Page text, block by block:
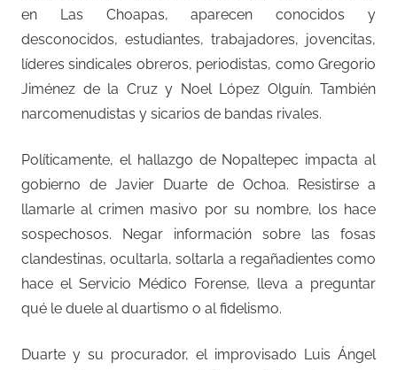
en Las Choapas, aparecen conocidos y
desconocidos, estudiantes, trabajadores, jovencitas,
líderes sindicales obreros, periodistas, como Gregorio
Jiménez de la Cruz y Noel López Olguín. También
narcomenudistas y sicarios de bandas rivales.
Políticamente, el hallazgo de Nopaltepec impacta al
gobierno de Javier Duarte de Ochoa. Resistirse a
llamarle al crimen masivo por su nombre, los hace
sospechosos. Negar información sobre las fosas
clandestinas, ocultarla, soltarla a regañadientes como
hace el Servicio Médico Forense, lleva a preguntar
qué le duele al duartismo o al fidelismo.
Duarte y su procurador, el improvisado Luis Ángel